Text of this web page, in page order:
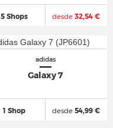
5 Shops desde 32,54 €
adidas
Galaxy 7
1 Shop desde 54,99 €